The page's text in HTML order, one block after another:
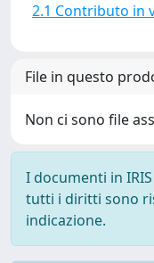
2.1 Contributo in
File in questo
Non ci sono file
I documenti in
tutti i diritti sono
indicazione.